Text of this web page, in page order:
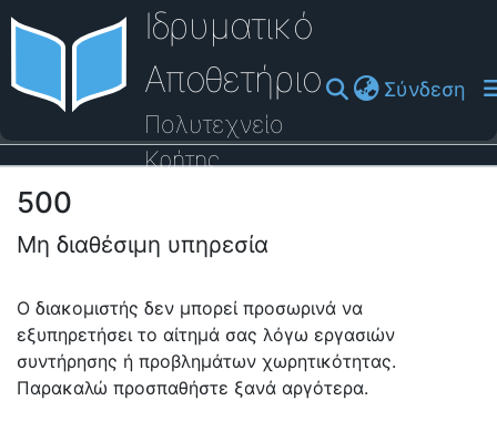
Ιδρυματικό
Αποθετήριο
Πολυτεχνείο
Κρήτης
Σύνδεση
Οδηγός Βοήθειας
500
Μη διαθέσιμη υπηρεσία
Ο διακομιστής δεν μπορεί προσωρινά να
εξυπηρετήσει το αίτημά σας λόγω εργασιών
συντήρησης ή προβλημάτων χωρητικότητας.
Παρακαλώ προσπαθήστε ξανά αργότερα.